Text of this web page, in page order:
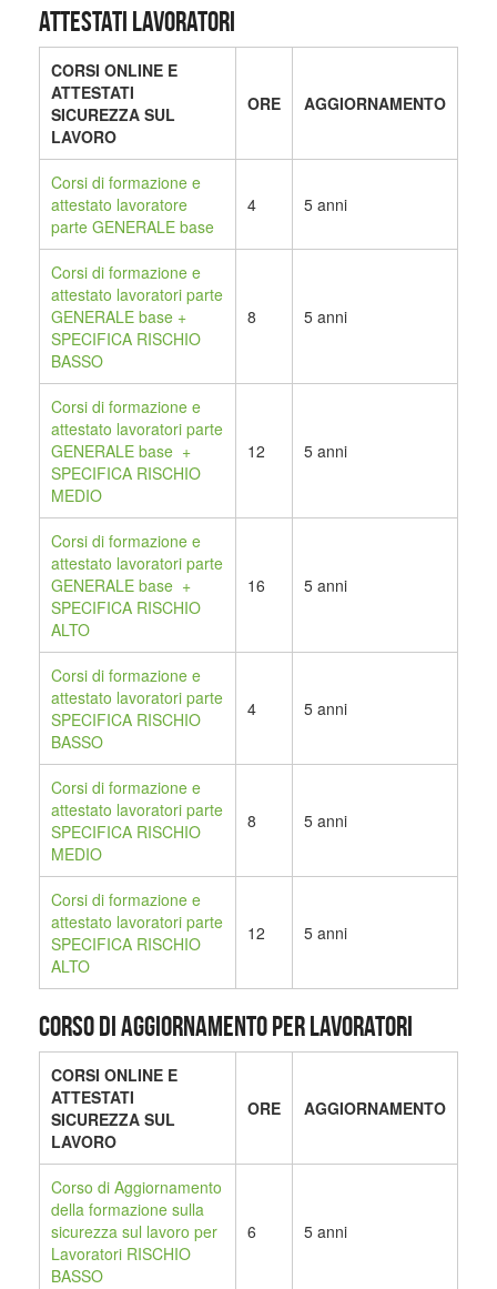
ATTESTATI LAVORATORI
CORSI ONLINE E
ATTESTATI
SICUREZZA SUL
LAVORO
ORE AGGIORNAMENTO
Corsi di formazione e
attestato lavoratore
parte GENERALE base
4 5 anni
Corsi di formazione e
attestato lavoratori parte
GENERALE base +
SPECIFICA RISCHIO
BASSO
8 5 anni
Corsi di formazione e
attestato lavoratori parte
GENERALE base +
SPECIFICA RISCHIO
MEDIO
12 5 anni
Corsi di formazione e
attestato lavoratori parte
GENERALE base +
SPECIFICA RISCHIO
ALTO
16 5 anni
Corsi di formazione e
attestato lavoratori parte
SPECIFICA RISCHIO
BASSO
4 5 anni
Corsi di formazione e
attestato lavoratori parte
SPECIFICA RISCHIO
MEDIO
8 5 anni
Corsi di formazione e
attestato lavoratori parte
SPECIFICA RISCHIO
ALTO
12 5 anni
CORSO DI AGGIORNAMENTO PER LAVORATORI
CORSI ONLINE E
ATTESTATI
SICUREZZA SUL
LAVORO
ORE AGGIORNAMENTO
Corso di Aggiornamento
della formazione sulla
sicurezza sul lavoro per
Lavoratori RISCHIO
BASSO
6 5 anni